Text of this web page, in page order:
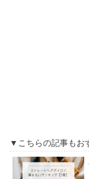
▼こちらの記事もお